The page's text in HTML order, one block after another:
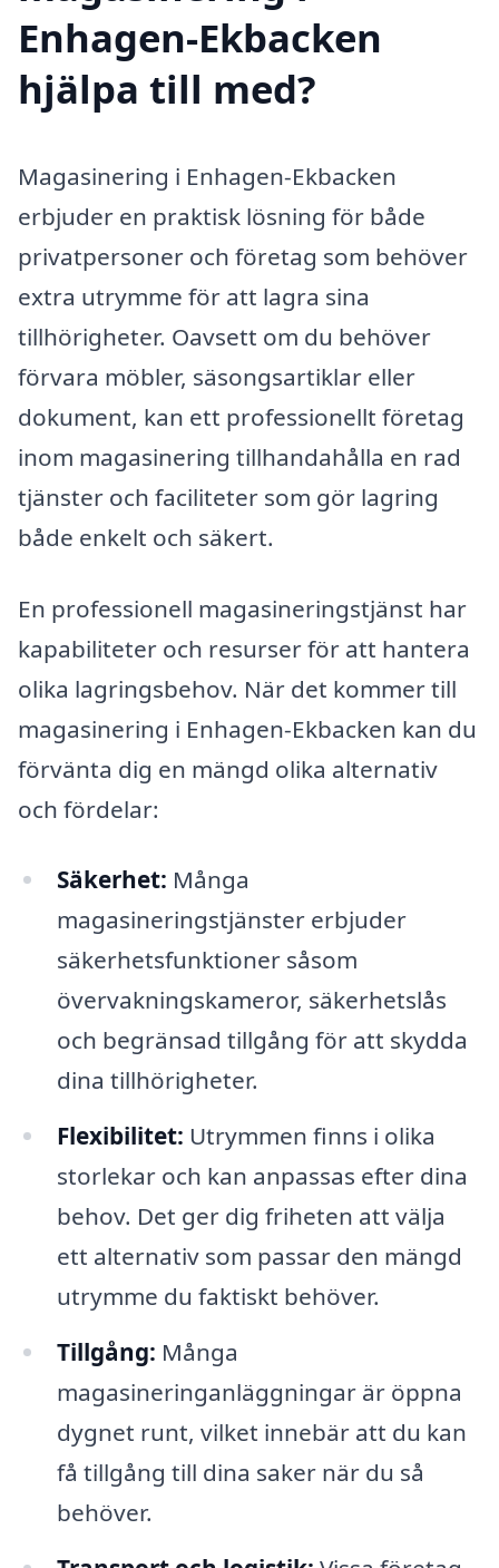
Enhagen-Ekbacken
hjälpa till med?
Magasinering i Enhagen-Ekbacken
erbjuder en praktisk lösning för både
privatpersoner och företag som behöver
extra utrymme för att lagra sina
tillhörigheter. Oavsett om du behöver
förvara möbler, säsongsartiklar eller
dokument, kan ett professionellt företag
inom magasinering tillhandahålla en rad
tjänster och faciliteter som gör lagring
både enkelt och säkert.
En professionell magasineringstjänst har
kapabiliteter och resurser för att hantera
olika lagringsbehov. När det kommer till
magasinering i Enhagen-Ekbacken kan du
förvänta dig en mängd olika alternativ
och fördelar:
Säkerhet: Många
magasineringstjänster erbjuder
säkerhetsfunktioner såsom
övervakningskameror, säkerhetslås
och begränsad tillgång för att skydda
dina tillhörigheter.
Flexibilitet: Utrymmen finns i olika
storlekar och kan anpassas efter dina
behov. Det ger dig friheten att välja
ett alternativ som passar den mängd
utrymme du faktiskt behöver.
Tillgång: Många
magasineringanläggningar är öppna
dygnet runt, vilket innebär att du kan
få tillgång till dina saker när du så
behöver.